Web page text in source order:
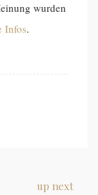
wurden
Infos.
up next